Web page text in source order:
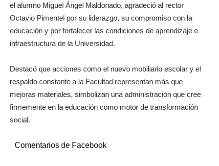
el alumno Miguel Ángel Maldonado, agradeció al rector
Octavio Pimentel por su liderazgo, su compromiso con la
educación y por fortalecer las condiciones de aprendizaje e
infraestructura de la Universidad.
Destacó que acciones como el nuevo mobiliario escolar y el
respaldo constante a la Facultad representan más que
mejoras materiales, simbolizan una administración que cree
firmemente en la educación como motor de transformación
social.
Comentarios de Facebook